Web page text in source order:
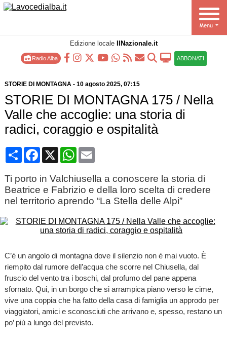
Edizione locale IlNazionale.it
Radio Alba ABBONATI
STORIE DI MONTAGNA- 10 agosto 2025, 07:15
STORIE DI MONTAGNA 175 / Nella
Valle che accoglie: una storia di
radici, coraggio e ospitalità
CondividiFacebook
X WhatsApp
Email
Ti porto in Valchiusella a conoscere la storia di
Beatrice e Fabrizio e della loro scelta di credere
nel territorio aprendo “La Stella delle Alpi”
C’è un angolo di montagna dove il silenzio non è mai vuoto. È
riempito dal rumore dell’acqua che scorre nel Chiusella, dal
fruscio del vento tra i boschi, dal profumo del pane appena
sfornato. Qui, in un borgo che si arrampica piano verso le cime,
vive una coppia che ha fatto della casa di famiglia un approdo per
viaggiatori, amici e sconosciuti che arrivano e, spesso, restano un
po’ più a lungo del previsto.